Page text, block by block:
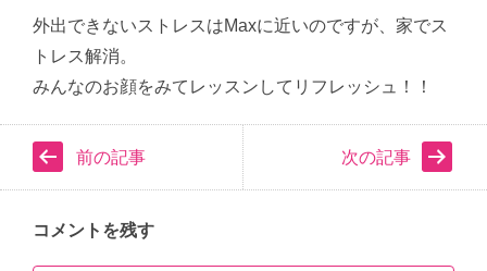
外出できないストレスはMaxに近いのですが、家でス
トレス解消。
みんなのお顔をみてレッスンしてリフレッシュ！！
前の記事 次の記事
コメントを残す